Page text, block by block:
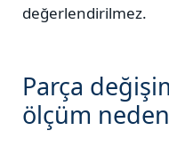
değerlendirilmez.
Parça
ölçüm